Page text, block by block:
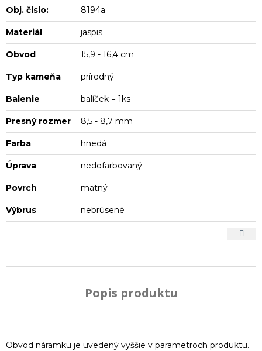
Obj. čislo: 8194a
Materiál jaspis
Obvod 15,9 - 16,4 cm
Typ kameňa prírodný
Balenie balíček = 1ks
Presný rozmer 8,5 - 8,7 mm
Farba hnedá
Úprava nedofarbovaný
Povrch matný
Výbrus nebrúsené
Popis produktu
Obvod náramku je uvedený vyššie v parametroch produktu.